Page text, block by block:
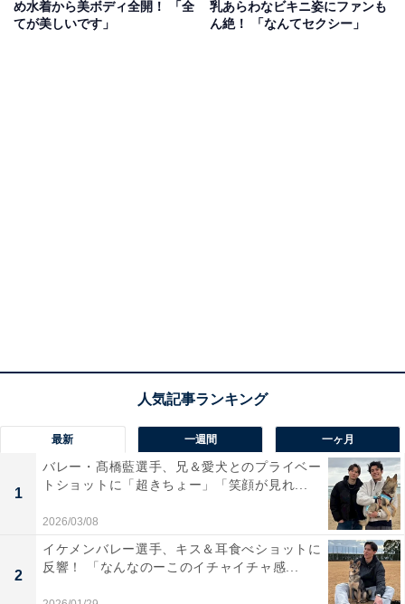
め水着から美ボディ全開！ 「全
てが美しいです」
乳あらわなビキニ姿にファンも
ん絶！ 「なんてセクシー」
最新 一週間 一ヶ月
1
バレー・髙橋藍選手、兄＆愛犬とのプライベー
トショットに「超きちょー」「笑顔が見れ...
2026/03/08
2
イケメンバレー選手、キス＆耳食べショットに
反響！ 「なんなのーこのイチャイチャ感...